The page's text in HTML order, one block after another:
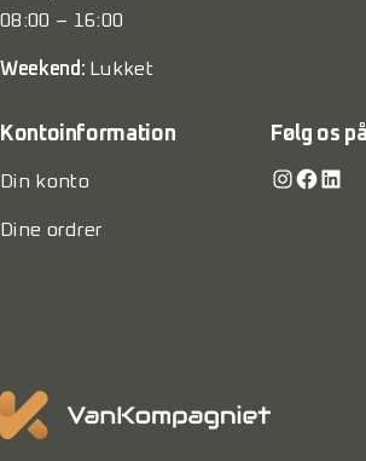
08:00 – 16:00
Weekend: Lukket
Kontoinformation
Din konto
Dine ordrer
Følg os
Instagram Facebook LinkedIn